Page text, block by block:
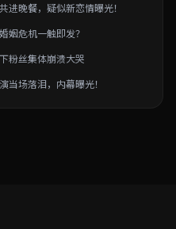
进晚餐，疑似新恋情曝光！
姻危机一触即发？
粉丝集体崩溃大哭
当场落泪，内幕曝光！